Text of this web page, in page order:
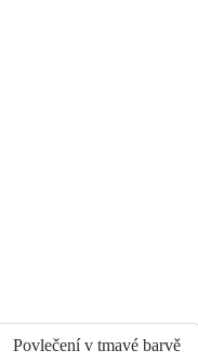
Povlečení v tmavé barvě